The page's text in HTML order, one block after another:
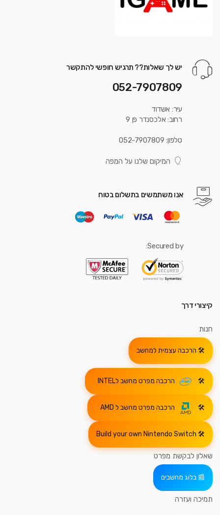
יש לך שאלות?? תרגיש חופשי להתקשר
052-7907809
עיר: אשדוד
רחוב: אלכסנדר פן 9
טלפון: 052-7907809
המיקום שלנו על המפה
אנו משתמשים בתשלום בטוח
Secured by:
קיצורי דרך
חנות
הרכבה עצמית למחשב
הרכבה מפרט מחשב לINTEL
הרכבה מפרט מחשב ל AMD
Build your own Nintendo Switch
שאלון לבקשת מפרט
בלוג מחשבים
תמיכה ועזרה